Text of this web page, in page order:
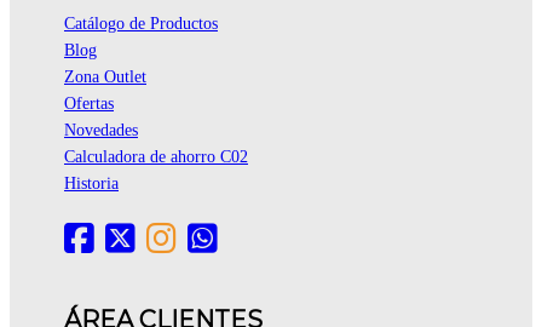
Catálogo de Productos
Blog
Zona Outlet
Ofertas
Novedades
Calculadora de ahorro C02
Historia
ÁREA CLIENTES